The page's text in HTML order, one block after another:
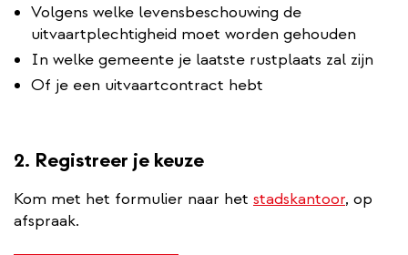
Volgens welke levensbeschouwing de
uitvaartplechtigheid moet worden gehouden
In welke gemeente je laatste rustplaats zal zijn
Of je een uitvaartcontract hebt
2. Registreer je keuze
Kom met het formulier naar het stadskantoor, op
afspraak.